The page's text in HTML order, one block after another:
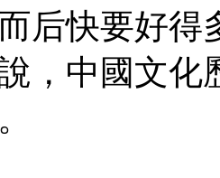
后快要好得
，中國文化